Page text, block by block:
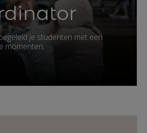
je studenten met een
momenten.